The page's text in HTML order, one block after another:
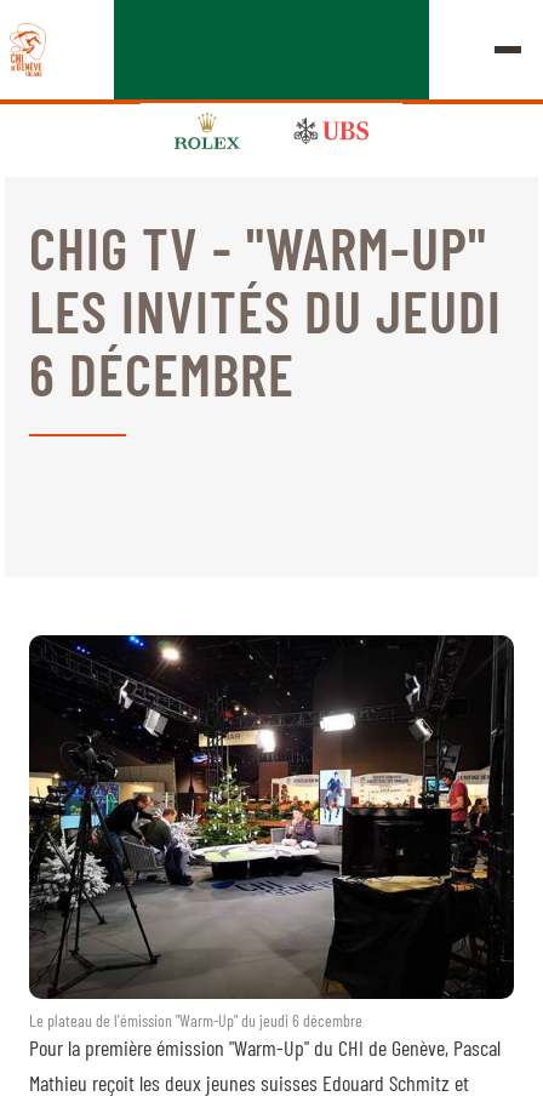
ÉDITION 2026
LE CHIG
MULTIMÉDIA
LIENS RAPIDES
FR EN
© 2026 CHI de Genève. Tous droits réservés
CHIG TV - "WARM-UP"
LES INVITÉS DU JEUDI
6 DÉCEMBRE
Le plateau de l'émission "Warm-Up" du jeudi 6 décembre
Pour la première émission "Warm-Up" du CHI de Genève, Pascal
Mathieu reçoit les deux jeunes suisses Edouard Schmitz et